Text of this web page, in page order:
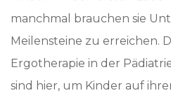
manchmal brauchen sie
Meilensteine zu erreichen.
Ergotherapie in der
sind hier, um Kinder auf